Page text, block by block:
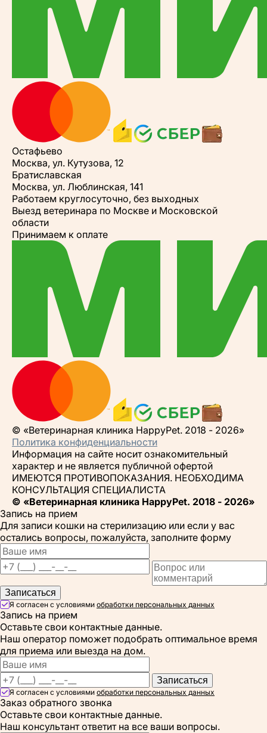
Остафьево
Москва, ул. Кутузова, 12
Братиславская
Москва, ул. Люблинская, 141
Работаем круглосуточно, без выходных
Выезд ветеринара по Москве и Московской
области
Принимаем к оплате
© «Ветеринарная клиника HappyPet. 2018 - 2026»
Политика конфиденциальности
Информация на сайте носит ознакомительный
характер и не является публичной офертой
ИМЕЮТСЯ ПРОТИВОПОКАЗАНИЯ. НЕОБХОДИМА
КОНСУЛЬТАЦИЯ СПЕЦИАЛИСТА
© «Ветеринарная клиника HappyPet. 2018 - 2026»
Запись на прием
Для записи кошки на стерилизацию или если у вас
остались вопросы, пожалуйста, заполните форму
Записаться
Я согласен с условиями обработки персональных данных
Запись на прием
Оставьте свои контактные данные.
Наш оператор поможет подобрать оптимальное время
для приема или выезда на дом.
Записаться
Я согласен с условиями обработки персональных данных
Заказ обратного звонка
Оставьте свои контактные данные.
Наш консультант ответит на все ваши вопросы.